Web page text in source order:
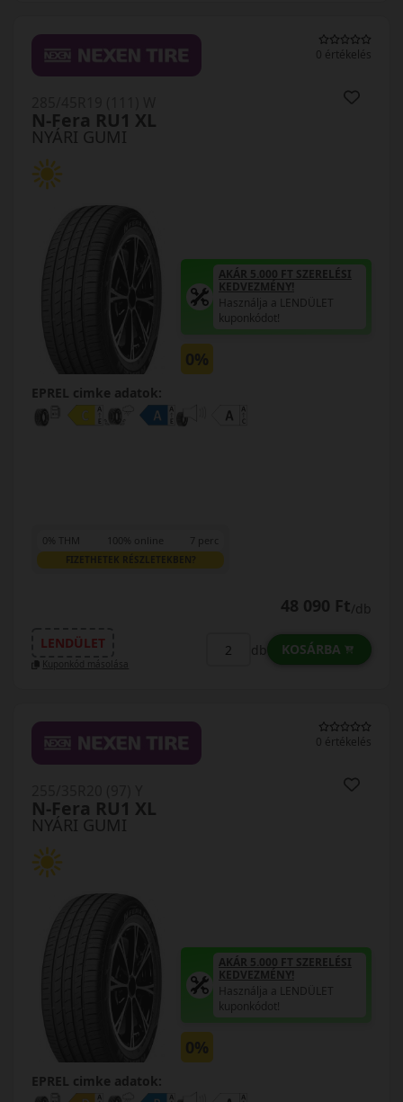
0 értékelés
NYÁRI GUMI
N-Fera RU1 XL
AKÁR 5.000 FT SZERELÉSI
KEDVEZMÉNY!
Használja a LENDÜLET
kuponkódot!
0%
EPREL cimke adatok:
0% THM 100% online 7 perc
FIZETHETEK RÉSZLETEKBEN?
48 090 Ft/db
LENDÜLET
Kuponkód másolása
db KOSÁRBA
0 értékelés
NYÁRI GUMI
N-Fera RU1 XL
AKÁR 5.000 FT SZERELÉSI
KEDVEZMÉNY!
Használja a LENDÜLET
kuponkódot!
0%
EPREL cimke adatok: